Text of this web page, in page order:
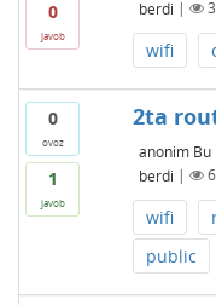
0
javob
berdi |
wifi
0
ovoz
1
javob
2ta
anonim Bu
berdi |
wifi
public